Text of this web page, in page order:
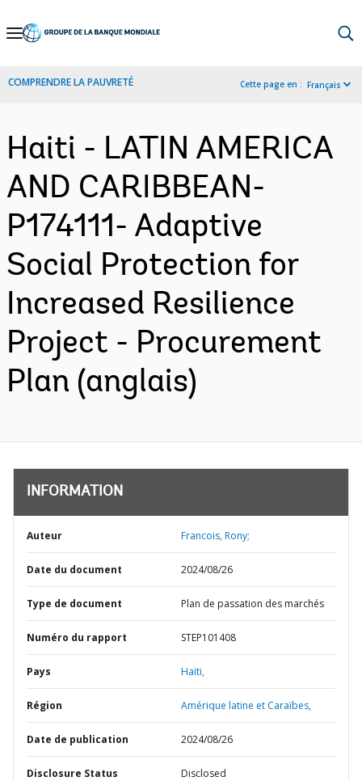
Skip
Navigation
COMPRENDRE LA PAUVRETÉ Cette page en : Français
Haiti - LATIN AMERICA
AND CARIBBEAN-
P174111- Adaptive
Social Protection for
Increased Resilience
Project - Procurement
Plan (anglais)
INFORMATION
Auteur Francois, Rony;
Date du document 2024/08/26
Type de document Plan de passation des marchés
Numéro du rapport STEP101408
Pays Haïti,
Région Amérique latine et Caraïbes,
Date de publication 2024/08/26
Disclosure Status Disclosed